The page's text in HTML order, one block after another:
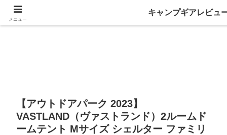
【アウトドアパーク 2023】
VASTLAND（ヴァストランド）2ルームド
ームテント Mサイズ シェルター ファミリ
メニュー
キャンプギアレビュ